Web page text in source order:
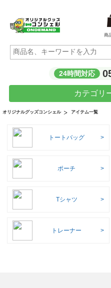
商
24時間対応
カテゴリ
オリジナルグッズコンシェル アイテム一覧
トートバッグ
ポーチ
Tシャツ
トレーナー